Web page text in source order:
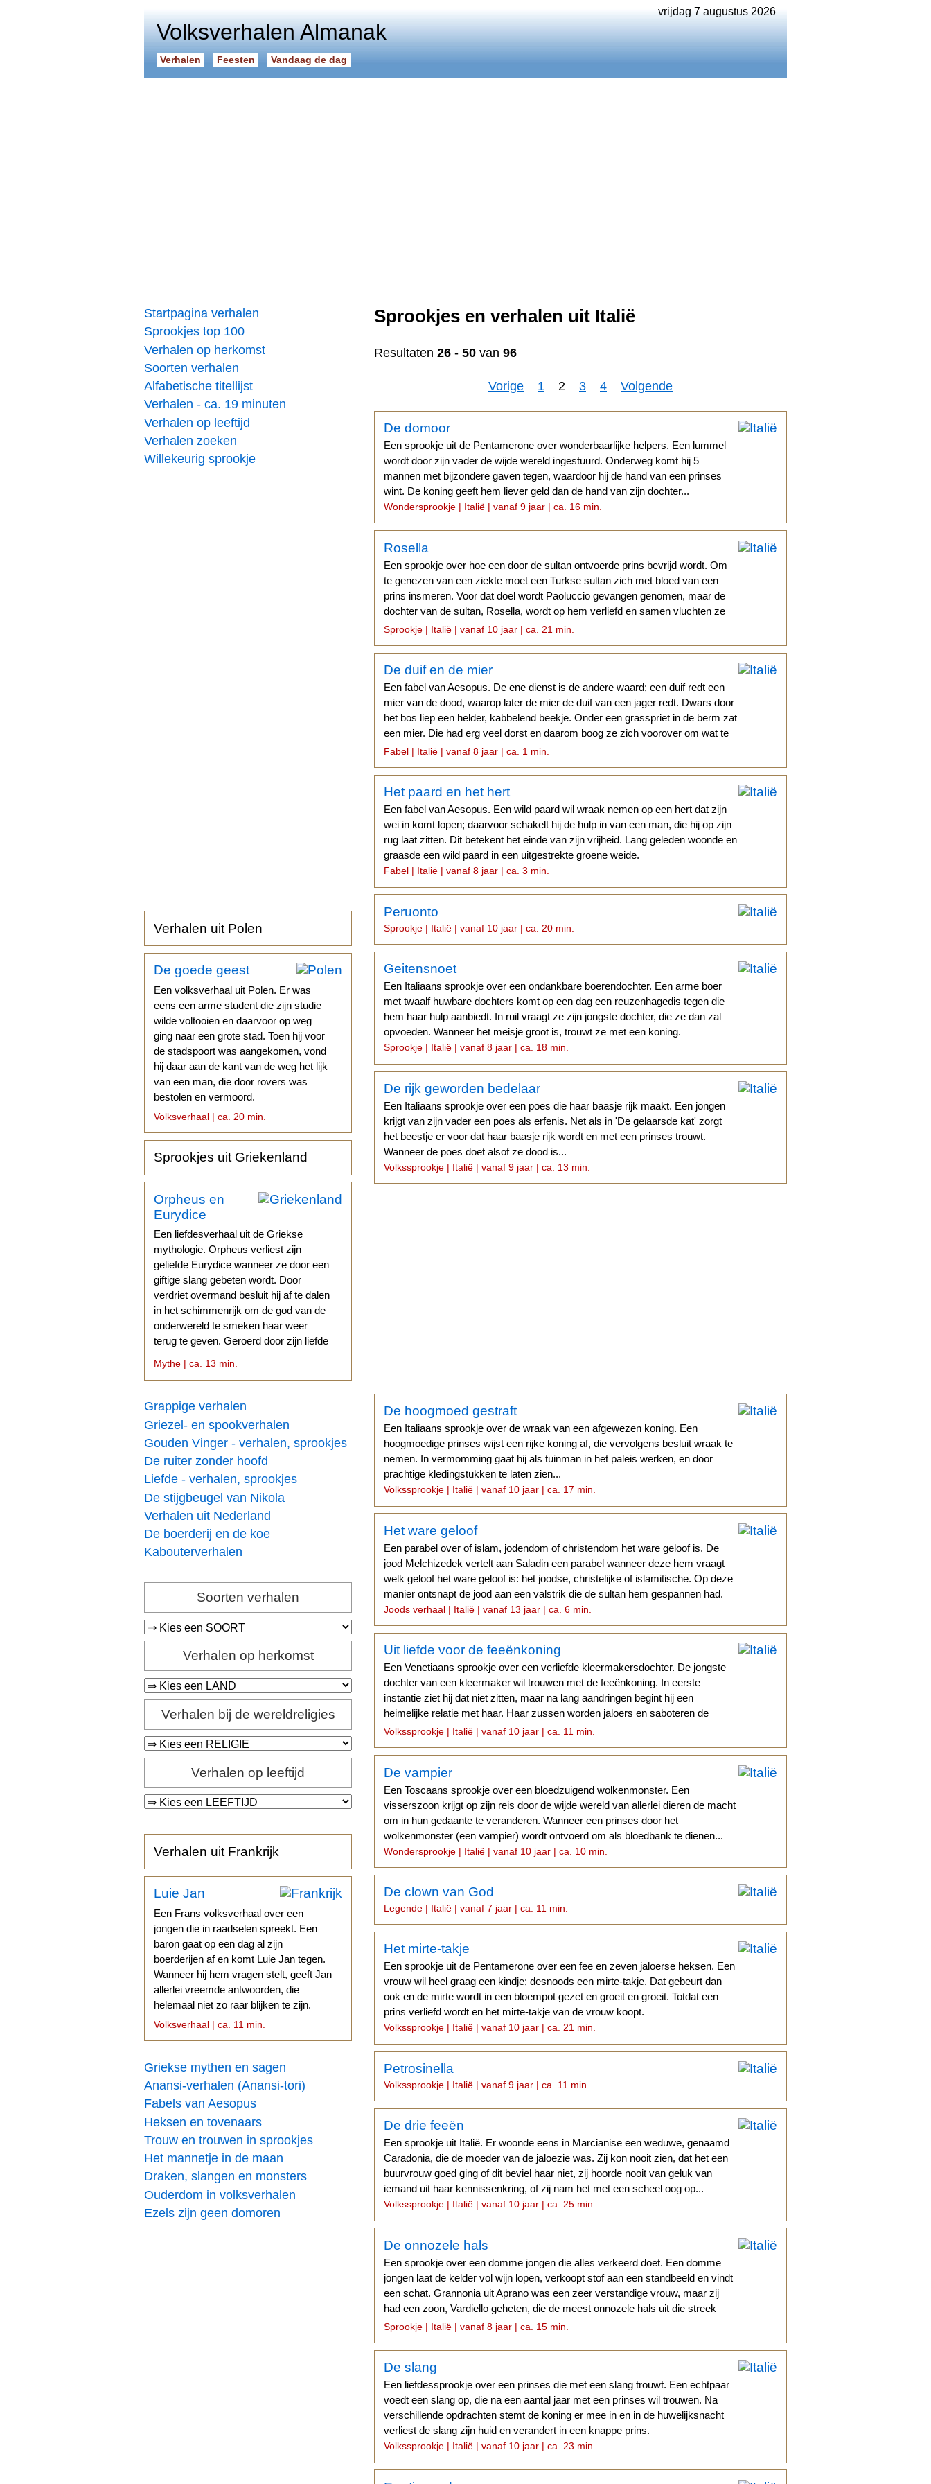
vrijdag 7 augustus 2026
Volksverhalen Almanak
Verhalen Feesten Vandaag de dag
Startpagina verhalen
Sprookjes top 100
Verhalen op herkomst
Soorten verhalen
Alfabetische titellijst
Verhalen - ca. 19 minuten
Verhalen op leeftijd
Verhalen zoeken
Willekeurig sprookje
Verhalen uit Polen
De goede geest
Een volksverhaal uit Polen. Er was
eens een arme student die zijn studie
wilde voltooien en daarvoor op weg
ging naar een grote stad. Toen hij voor
de stadspoort was aangekomen, vond
hij daar aan de kant van de weg het lijk
van een man, die door rovers was
bestolen en vermoord.
Volksverhaal | ca. 20 min.
Sprookjes uit Griekenland
Orpheus en
Eurydice
Een liefdesverhaal uit de Griekse
mythologie. Orpheus verliest zijn
geliefde Eurydice wanneer ze door een
giftige slang gebeten wordt. Door
verdriet overmand besluit hij af te dalen
in het schimmenrijk om de god van de
onderwereld te smeken haar weer
terug te geven. Geroerd door zijn liefde
Mythe | ca. 13 min.
Grappige verhalen
Griezel- en spookverhalen
Gouden Vinger - verhalen, sprookjes
De ruiter zonder hoofd
Liefde - verhalen, sprookjes
De stijgbeugel van Nikola
Verhalen uit Nederland
De boerderij en de koe
Kabouterverhalen
Soorten verhalen
Verhalen op herkomst
Verhalen bij de wereldreligies
Verhalen op leeftijd
Verhalen uit Frankrijk
Luie Jan
Een Frans volksverhaal over een
jongen die in raadselen spreekt. Een
baron gaat op een dag al zijn
boerderijen af en komt Luie Jan tegen.
Wanneer hij hem vragen stelt, geeft Jan
allerlei vreemde antwoorden, die
helemaal niet zo raar blijken te zijn.
Volksverhaal | ca. 11 min.
Griekse mythen en sagen
Anansi-verhalen (Anansi-tori)
Fabels van Aesopus
Heksen en tovenaars
Trouw en trouwen in sprookjes
Het mannetje in de maan
Draken, slangen en monsters
Ouderdom in volksverhalen
Ezels zijn geen domoren
Sprookjes en verhalen uit Italië
Resultaten 26 - 50 van 96
Vorige 1 2 3 4 Volgende
De domoor
Een sprookje uit de Pentamerone over wonderbaarlijke helpers. Een lummel
wordt door zijn vader de wijde wereld ingestuurd. Onderweg komt hij 5
mannen met bijzondere gaven tegen, waardoor hij de hand van een prinses
wint. De koning geeft hem liever geld dan de hand van zijn dochter...
Wondersprookje | Italië | vanaf 9 jaar | ca. 16 min.
Rosella
Een sprookje over hoe een door de sultan ontvoerde prins bevrijd wordt. Om
te genezen van een ziekte moet een Turkse sultan zich met bloed van een
prins insmeren. Voor dat doel wordt Paoluccio gevangen genomen, maar de
dochter van de sultan, Rosella, wordt op hem verliefd en samen vluchten ze
naar Italië.
Sprookje | Italië | vanaf 10 jaar | ca. 21 min.
De duif en de mier
Een fabel van Aesopus. De ene dienst is de andere waard; een duif redt een
mier van de dood, waarop later de mier de duif van een jager redt. Dwars door
het bos liep een helder, kabbelend beekje. Onder een grasspriet in de berm zat
een mier. Die had erg veel dorst en daarom boog ze zich voorover om wat te
drinken.
Fabel | Italië | vanaf 8 jaar | ca. 1 min.
Het paard en het hert
Een fabel van Aesopus. Een wild paard wil wraak nemen op een hert dat zijn
wei in komt lopen; daarvoor schakelt hij de hulp in van een man, die hij op zijn
rug laat zitten. Dit betekent het einde van zijn vrijheid. Lang geleden woonde en
graasde een wild paard in een uitgestrekte groene weide.
Fabel | Italië | vanaf 8 jaar | ca. 3 min.
Peruonto
Sprookje | Italië | vanaf 10 jaar | ca. 20 min.
Geitensnoet
Een Italiaans sprookje over een ondankbare boerendochter. Een arme boer
met twaalf huwbare dochters komt op een dag een reuzenhagedis tegen die
hem haar hulp aanbiedt. In ruil vraagt ze zijn jongste dochter, die ze dan zal
opvoeden. Wanneer het meisje groot is, trouwt ze met een koning.
Sprookje | Italië | vanaf 8 jaar | ca. 18 min.
De rijk geworden bedelaar
Een Italiaans sprookje over een poes die haar baasje rijk maakt. Een jongen
krijgt van zijn vader een poes als erfenis. Net als in 'De gelaarsde kat' zorgt
het beestje er voor dat haar baasje rijk wordt en met een prinses trouwt.
Wanneer de poes doet alsof ze dood is...
Volkssprookje | Italië | vanaf 9 jaar | ca. 13 min.
De hoogmoed gestraft
Een Italiaans sprookje over de wraak van een afgewezen koning. Een
hoogmoedige prinses wijst een rijke koning af, die vervolgens besluit wraak te
nemen. In vermomming gaat hij als tuinman in het paleis werken, en door
prachtige kledingstukken te laten zien...
Volkssprookje | Italië | vanaf 10 jaar | ca. 17 min.
Het ware geloof
Een parabel over of islam, jodendom of christendom het ware geloof is. De
jood Melchizedek vertelt aan Saladin een parabel wanneer deze hem vraagt
welk geloof het ware geloof is: het joodse, christelijke of islamitische. Op deze
manier ontsnapt de jood aan een valstrik die de sultan hem gespannen had.
Joods verhaal | Italië | vanaf 13 jaar | ca. 6 min.
Uit liefde voor de feeënkoning
Een Venetiaans sprookje over een verliefde kleermakersdochter. De jongste
dochter van een kleermaker wil trouwen met de feeënkoning. In eerste
instantie ziet hij dat niet zitten, maar na lang aandringen begint hij een
heimelijke relatie met haar. Haar zussen worden jaloers en saboteren de
nachtelijke ontmoetingen.
Volkssprookje | Italië | vanaf 10 jaar | ca. 11 min.
De vampier
Een Toscaans sprookje over een bloedzuigend wolkenmonster. Een
visserszoon krijgt op zijn reis door de wijde wereld van allerlei dieren de macht
om in hun gedaante te veranderen. Wanneer een prinses door het
wolkenmonster (een vampier) wordt ontvoerd om als bloedbank te dienen...
Wondersprookje | Italië | vanaf 10 jaar | ca. 10 min.
De clown van God
Legende | Italië | vanaf 7 jaar | ca. 11 min.
Het mirte-takje
Een sprookje uit de Pentamerone over een fee en zeven jaloerse heksen. Een
vrouw wil heel graag een kindje; desnoods een mirte-takje. Dat gebeurt dan
ook en de mirte wordt in een bloempot gezet en groeit en groeit. Totdat een
prins verliefd wordt en het mirte-takje van de vrouw koopt.
Volkssprookje | Italië | vanaf 10 jaar | ca. 21 min.
Petrosinella
Volkssprookje | Italië | vanaf 9 jaar | ca. 11 min.
De drie feeën
Een sprookje uit Italië. Er woonde eens in Marcianise een weduwe, genaamd
Caradonia, die de moeder van de jaloezie was. Zij kon nooit zien, dat het een
buurvrouw goed ging of dit beviel haar niet, zij hoorde nooit van geluk van
iemand uit haar kennissenkring, of zij nam het met een scheel oog op...
Volkssprookje | Italië | vanaf 10 jaar | ca. 25 min.
De onnozele hals
Een sprookje over een domme jongen die alles verkeerd doet. Een domme
jongen laat de kelder vol wijn lopen, verkoopt stof aan een standbeeld en vindt
een schat. Grannonia uit Aprano was een zeer verstandige vrouw, maar zij
had een zoon, Vardiello geheten, die de meest onnozele hals uit die streek
was.
Sprookje | Italië | vanaf 8 jaar | ca. 15 min.
De slang
Een liefdessprookje over een prinses die met een slang trouwt. Een echtpaar
voedt een slang op, die na een aantal jaar met een prinses wil trouwen. Na
verschillende opdrachten stemt de koning er mee in en in de huwelijksnacht
verliest de slang zijn huid en verandert in een knappe prins.
Volkssprookje | Italië | vanaf 10 jaar | ca. 23 min.